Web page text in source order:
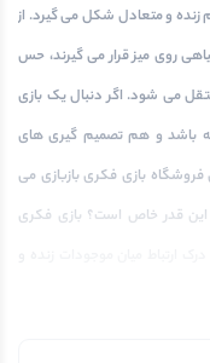
زنده و متعادل شکل می گیرد. از
روی میز قرار می گیرند، حس
می شود. اگر دنبال یک بازی
باشد و هم تصمیم گیری های
بازی فکری بازبازی می
این قدر خاص است؟ بازی فکری